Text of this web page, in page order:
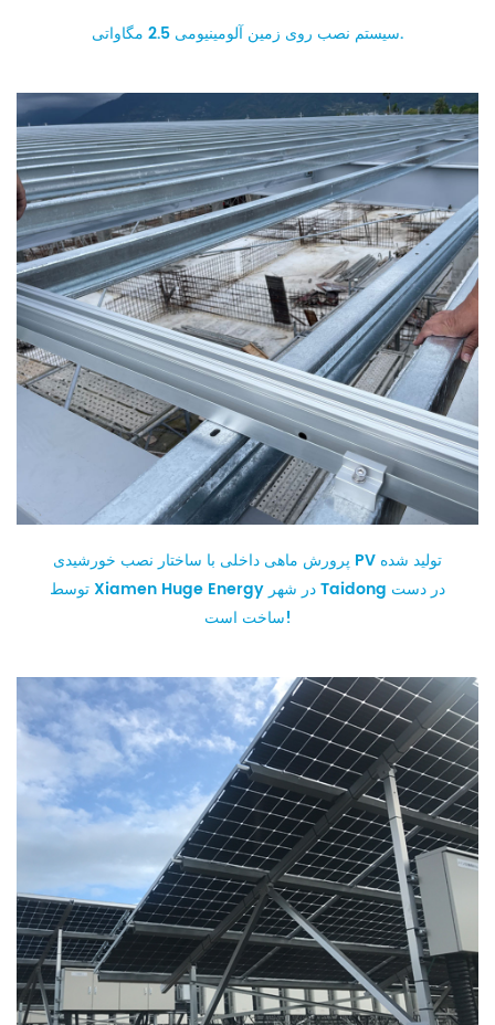
سیستم نصب روی زمین آلومینیومی 2.5 مگاواتی.
پرورش ماهی داخلی با ساختار نصب خورشیدی PV تولید شده
توسط Xiamen Huge Energy در شهر Taidong در دست
ساخت است!